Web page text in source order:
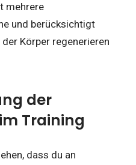
mehrere
und berücksichtigt
Körper regenerieren
der
Training
dass du an